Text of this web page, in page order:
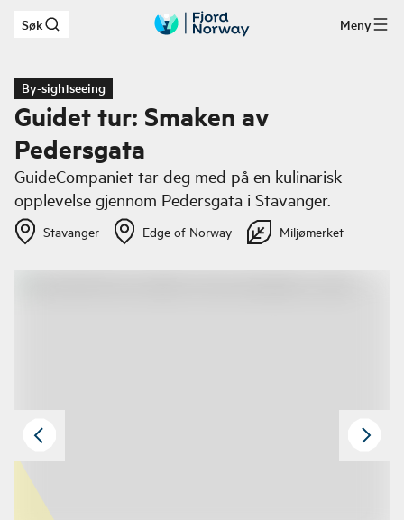
Hopp til hovedinnhold
Søk Meny
By-sightseeing
Guidet tur: Smaken av
Pedersgata
GuideCompaniet tar deg med på en kulinarisk
opplevelse gjennom Pedersgata i Stavanger.
Stavanger Edge of Norway Miljømerket